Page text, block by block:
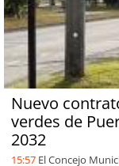
Nuevo
verdes de
2032
15:57 El Concejo